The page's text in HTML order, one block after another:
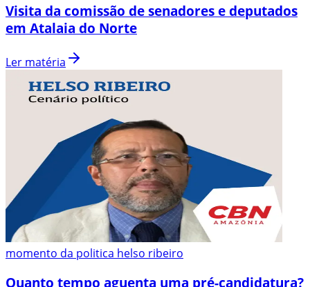
Visita da comissão de senadores e deputados
em Atalaia do Norte
Ler matéria
momento da politica helso ribeiro
Quanto tempo aguenta uma pré-candidatura?